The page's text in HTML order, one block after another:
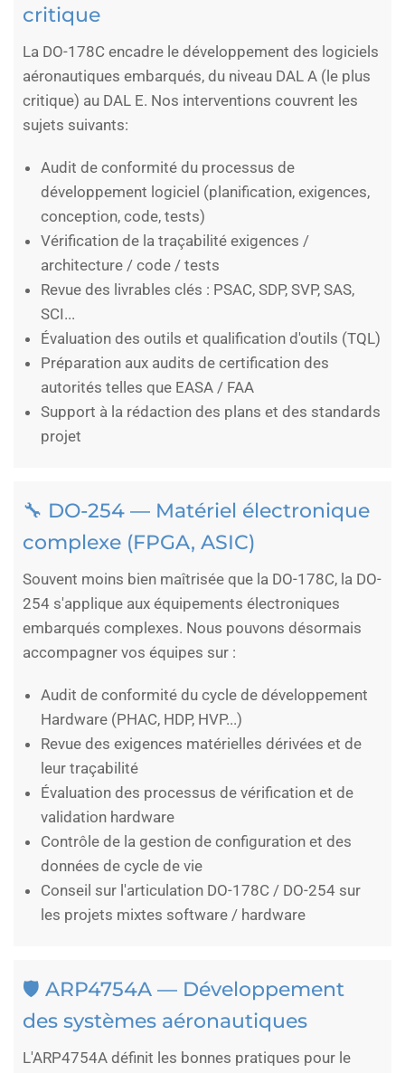
critique
La DO-178C encadre le développement des logiciels
aéronautiques embarqués, du niveau DAL A (le plus
critique) au DAL E. Nos interventions couvrent les
sujets suivants:
Audit de conformité du processus de
développement logiciel (planification, exigences,
conception, code, tests)
Vérification de la traçabilité exigences /
architecture / code / tests
Revue des livrables clés : PSAC, SDP, SVP, SAS,
SCI...
Évaluation des outils et qualification d'outils (TQL)
Préparation aux audits de certification des
autorités telles que EASA / FAA
Support à la rédaction des plans et des standards
projet
🔧 DO-254 — Matériel électronique
complexe (FPGA, ASIC)
Souvent moins bien maîtrisée que la DO-178C, la DO-
254 s'applique aux équipements électroniques
embarqués complexes. Nous pouvons désormais
accompagner vos équipes sur :
Audit de conformité du cycle de développement
Hardware (PHAC, HDP, HVP...)
Revue des exigences matérielles dérivées et de
leur traçabilité
Évaluation des processus de vérification et de
validation hardware
Contrôle de la gestion de configuration et des
données de cycle de vie
Conseil sur l'articulation DO-178C / DO-254 sur
les projets mixtes software / hardware
🛡️ ARP4754A — Développement
des systèmes aéronautiques
L'ARP4754A définit les bonnes pratiques pour le